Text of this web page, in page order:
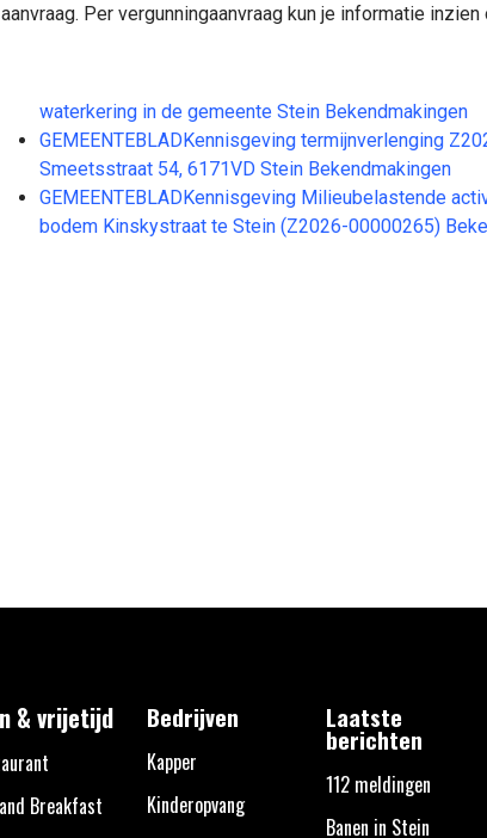
Per vergunningaanvraag kun je informatie
waterkering in de gemeente Stein Bekendmakingen
GEMEENTEBLADKennisgeving termijnverlenging
Smeetsstraat 54, 6171VD Stein Bekendmakingen
GEMEENTEBLADKennisgeving Milieubelastende
bodem Kinskystraat te Stein (Z2026-00000265)
& vrijetijd
Breakfast
Bedrijven
Kapper
Kinderopvang
Laatste
berichten
112 meldingen
Banen in Stein